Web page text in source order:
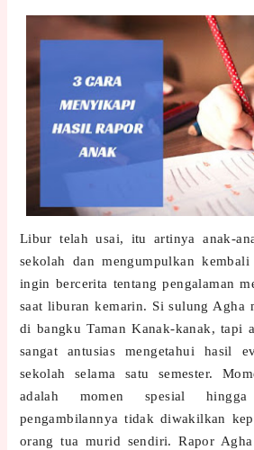
Libur telah usai, itu artinya anak-
sekolah dan mengumpulkan
ingin bercerita tentang pengalaman
saat liburan kemarin. Si sulung Agha
di bangku Taman Kanak-kanak, tapi
sangat antusias mengetahui hasil
sekolah selama satu semester.
adalah momen spesial
pengambilannya tidak diwakilkan
orang tua murid sendiri. Rapor